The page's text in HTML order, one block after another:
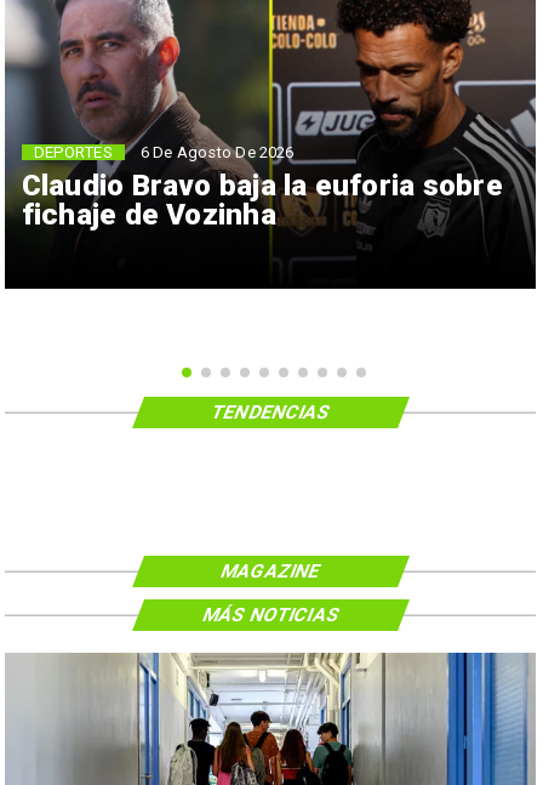
Claudio Bravo baja la euforia sobre
fichaje de Vozinha
DEPORTES 6 De Agosto De 2026
TENDENCIAS
MAGAZINE
MÁS NOTICIAS